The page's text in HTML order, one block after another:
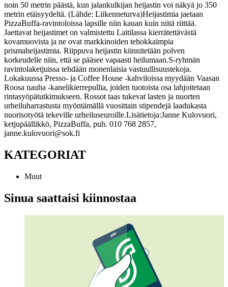
noin 50 metrin päästä, kun jalankulkijan heijastin voi näkyä jo 350
metrin etäisyydeltä. (Lähde: Liikenneturva)Heijastimia jaetaan
PizzaBuffa-ravintoloissa lapsille niin kauan kuin niitä riittää.
Jaettavat heijastimet on valmistettu Laitilassa kierrätettävästä
kovamuovista ja ne ovat markkinoiden tehokkaimpia
prismaheijastimia. Riippuva heijastin kiinnitetään polven
korkeudelle niin, että se pääsee vapaasti heilumaan.S-ryhmän
ravintolaketjuissa tehdään monenlaisia vastuullisuustekoja.
Lokakuussa Presso- ja Coffee House -kahviloissa myydään Vaasan
Roosa nauha -kanelikierrepullia, joiden tuotoista osa lahjoitetaan
rintasyöpätutkimukseen. Rossot taas tukevat lasten ja nuorten
urheiluharrastusta myöntämällä vuosittain stipendejä laadukasta
nuorisotyötä tekeville urheiluseuroille.Lisätietoja:Janne Kulovuori,
ketjupäällikkö, PizzaBuffa, puh. 010 768 2857,
janne.kulovuori@sok.fi
KATEGORIAT
Muut
Sinua saattaisi kiinnostaa